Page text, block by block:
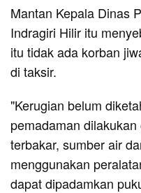
Mantan Kepala Dinas
Indragiri Hilir itu
itu tidak ada korban
di taksir.
"Kerugian belum
pemadaman
terbakar, sumber air
menggunakan
dapat dipadamkan